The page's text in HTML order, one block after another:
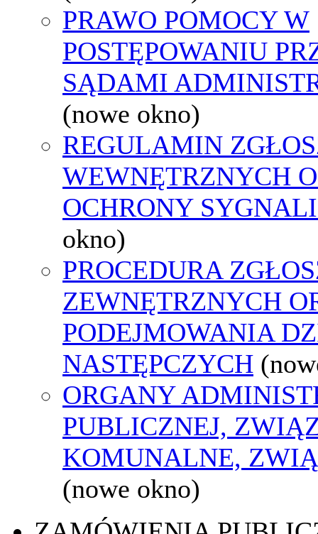
PRAWO POMOCY W
POSTĘPOWANIU
SĄDAMI
(nowe okno)
REGULAMIN
WEWNĘTRZNYCH
OCHRONY
okno)
PROCEDURA
ZEWNĘTRZNYCH
PODEJMOWANIA
NASTĘPCZYCH
ORGANY
PUBLICZNEJ,
KOMUNALNE,
(nowe okno)